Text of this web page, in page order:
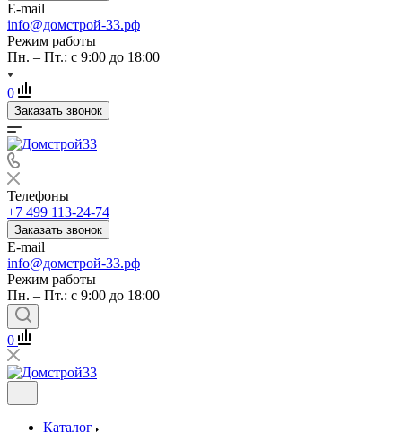
E-mail
info@домстрой-33.рф
Режим работы
Пн. – Пт.: с 9:00 до 18:00
0
Заказать звонок
Телефоны
+7 499 113-24-74
Заказать звонок
E-mail
info@домстрой-33.рф
Режим работы
Пн. – Пт.: с 9:00 до 18:00
0
Каталог